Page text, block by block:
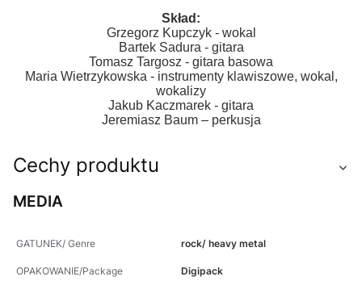
Skład:
Grzegorz Kupczyk - wokal
Bartek Sadura - gitara
Tomasz Targosz - gitara basowa
Maria Wietrzykowska - instrumenty klawiszowe, wokal,
wokalizy
Jakub Kaczmarek - gitara
Jeremiasz Baum – perkusja
Cechy produktu
MEDIA
GATUNEK/ Genre rock/ heavy metal
OPAKOWANIE/Package Digipack